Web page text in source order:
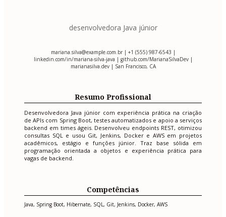
desenvolvedora Java júnior
mariana.silva@example.com.br| +1 (555) 987-6543 |
linkedin.com/in/mariana-silva-java | github.com/MarianaSilvaDev |
marianasilva.dev | San Francisco, CA
Resumo Profissional
Desenvolvedora Java júnior com experiência prática na criação
de APIs com Spring Boot, testes automatizados e apoio a serviços
backend em times ágeis. Desenvolveu endpoints REST, otimizou
consultas SQL e usou Git, Jenkins, Docker e AWS em projetos
acadêmicos, estágio e funções júnior. Traz base sólida em
programação orientada a objetos e experiência prática para
vagas de backend.
Competências
Java, Spring Boot, Hibernate, SQL, Git, Jenkins, Docker, AWS